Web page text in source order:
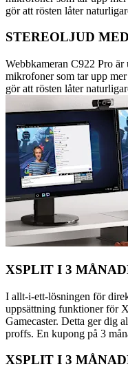
gör att rösten låter
STEREOLJUD
Webbkameran C922 Pro
mikrofoner som tar upp
gör att rösten låter
XSPLIT I 3
I allt-i-ett-lösningen för
uppsättning funktioner för
Gamecaster. Detta ger dig
proffs. En kupong på 3
XSPLIT I 3